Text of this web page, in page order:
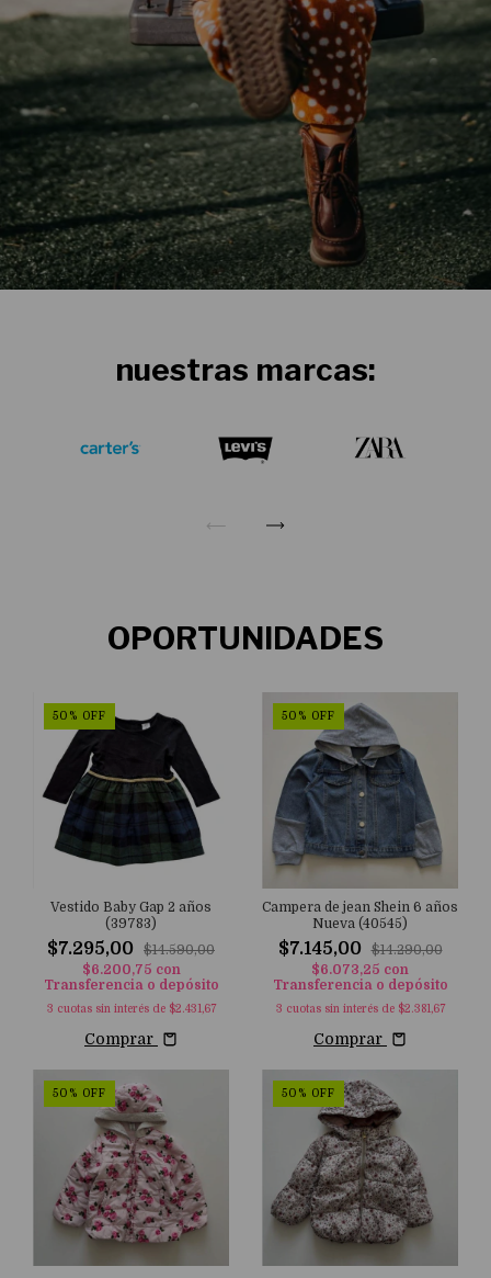
nuestras marcas:
OPORTUNIDADES
50 % OFF
Vestido Baby Gap 2 años
(39783)
$7.295,00
$14.590,00
$6.200,75 con
Transferencia o depósito
3 cuotas sin interés de $2.431,67
Comprar
50 % OFF
Campera de jean Shein 6 años
Nueva (40545)
$7.145,00
$14.290,00
$6.073,25 con
Transferencia o depósito
3 cuotas sin interés de $2.381,67
Comprar
50 % OFF 50 % OFF